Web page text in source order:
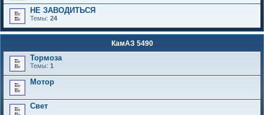
НЕ ЗАВОДИТЬСЯ
Темы: 24
КамАЗ 5490
Тормоза
Темы: 1
Мотор
Свет